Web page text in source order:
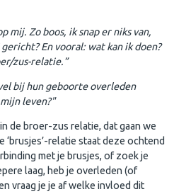
mij. Zo boos, ik snap er niks van,
En vooral: wat kan ik doen?
zus-relatie.”
bij hun geboorte overleden
leven?"
de broer-zus relatie, dat gaan we
‘brusjes’-relatie staat deze ochtend
met je brusjes, of zoek je
laag, heb je overleden (of
vraag je je af welke invloed dit